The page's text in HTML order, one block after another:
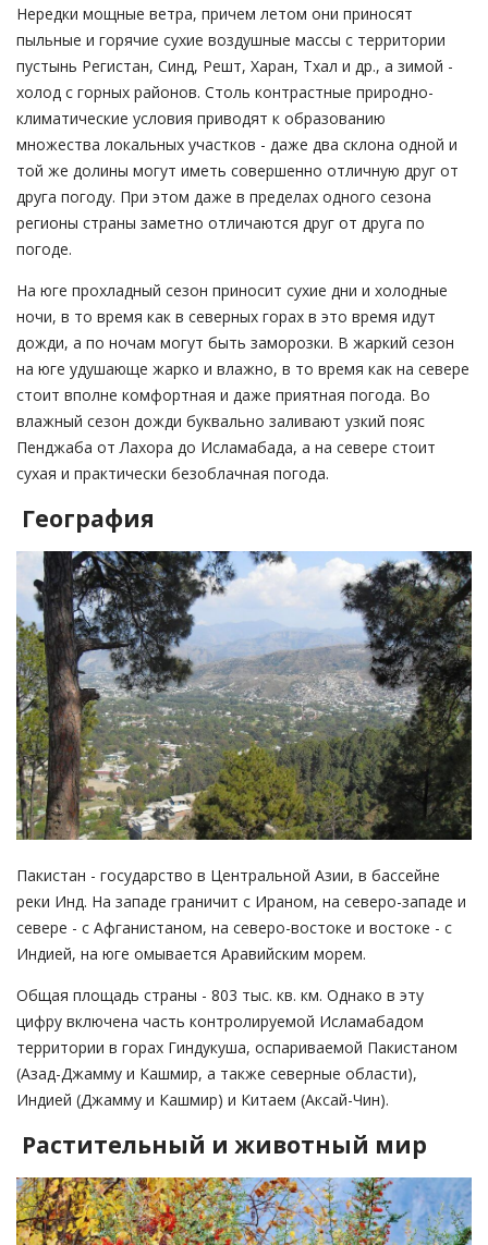
Нередки мощные ветра, причем летом они приносят
пыльные и горячие сухие воздушные массы с территории
пустынь Регистан, Синд, Решт, Харан, Тхал и др., а зимой -
холод с горных районов. Столь контрастные природно-
климатические условия приводят к образованию
множества локальных участков - даже два склона одной и
той же долины могут иметь совершенно отличную друг от
друга погоду. При этом даже в пределах одного сезона
регионы страны заметно отличаются друг от друга по
погоде.
На юге прохладный сезон приносит сухие дни и холодные
ночи, в то время как в северных горах в это время идут
дожди, а по ночам могут быть заморозки. В жаркий сезон
на юге удушающе жарко и влажно, в то время как на севере
стоит вполне комфортная и даже приятная погода. Во
влажный сезон дожди буквально заливают узкий пояс
Пенджаба от Лахора до Исламабада, а на севере стоит
сухая и практически безоблачная погода.
География
Пакистан - государство в Центральной Азии, в бассейне
реки Инд. На западе граничит с Ираном, на северо-западе и
севере - с Афганистаном, на северо-востоке и востоке - с
Индией, на юге омывается Аравийским морем.
Общая площадь страны - 803 тыс. кв. км. Однако в эту
цифру включена часть контролируемой Исламабадом
территории в горах Гиндукуша, оспариваемой Пакистаном
(Азад-Джамму и Кашмир, а также северные области),
Индией (Джамму и Кашмир) и Китаем (Аксай-Чин).
Растительный и животный мир